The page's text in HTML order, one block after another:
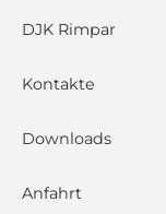
LAST-
DJK Rimpar
Kontakte
Downloads
Anfahrt